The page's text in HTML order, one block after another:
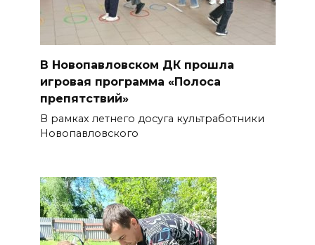
В Новопавловском ДК прошла
игровая программа «Полоса
препятствий»
В рамках летнего досуга культработники
Новопавловского